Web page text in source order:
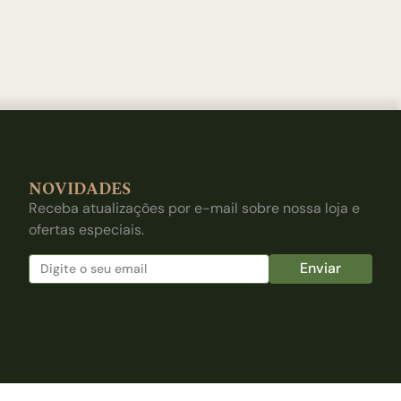
NOVIDADES
Receba atualizações por e-mail sobre nossa loja e
ofertas especiais.
Enviar